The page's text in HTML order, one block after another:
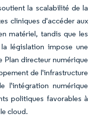
la scalabilité de la
cliniques d'accéder aux
matériel, tandis que les
législation impose une
Plan directeur numérique
de l'infrastructure
l'intégration numérique
politiques favorables à
cloud.